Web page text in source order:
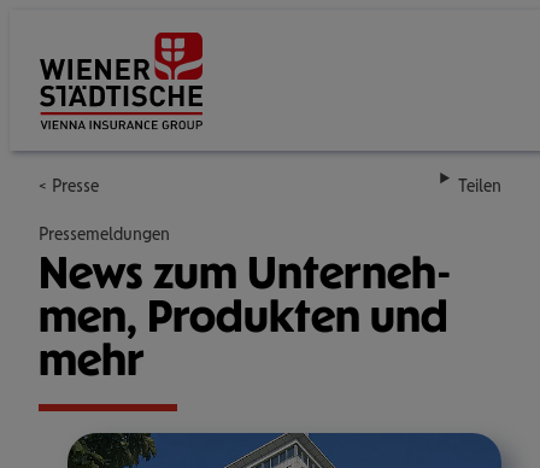
Presse Teilen
Pressemeldungen
News zum Unter­neh­
men, Pro­duk­ten und
mehr